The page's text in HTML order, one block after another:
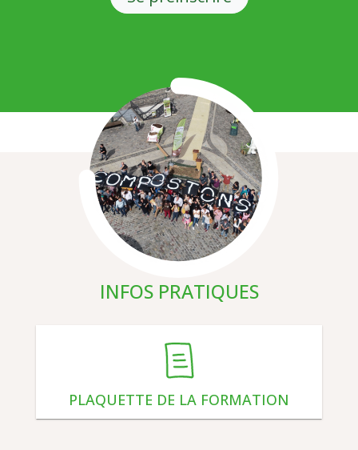
Illustration
INFOS PRATIQUES
PLAQUETTE DE LA FORMATION